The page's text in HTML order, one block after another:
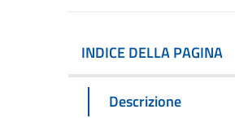
INDICE DELLA PAGINA
Descrizione